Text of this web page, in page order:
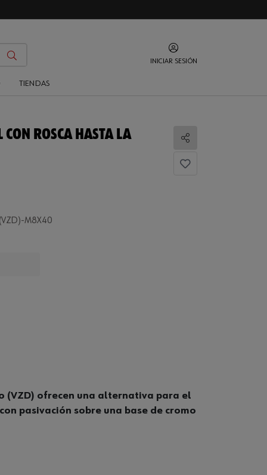
INICIAR SESIÓN
TIENDAS
CON ROSCA HASTA LA
Compartir
M8X40
(VZD) ofrecen una alternativa para el
pasivación sobre una base de cromo